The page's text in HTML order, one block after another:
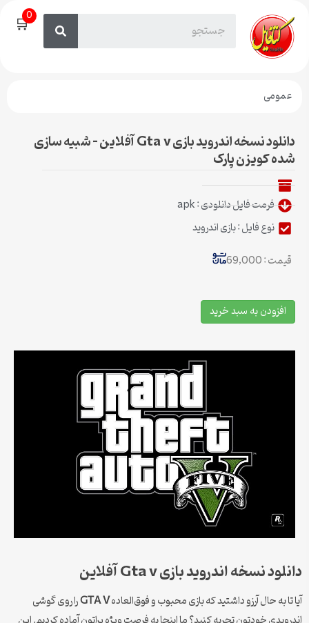
🛒0
عمومی
دانلود نسخه اندروید بازی Gta v آفلاین – شبیه سازی
شده کویزن پارک
فرمت فایل دانلودی : apk
نوع فایل : بازی اندروید
قیمت : 69,000
افزودن به سبد خرید
دانلود نسخه اندروید بازی Gta v آفلاین
آیا تا به حال آرزو داشتید که بازی محبوب و فوق‌العادهGTA Vرا روی گوشی